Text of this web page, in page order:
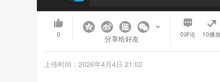
0 分享给好友 0评论 10播
上传时间：2026年4月4日 21:02